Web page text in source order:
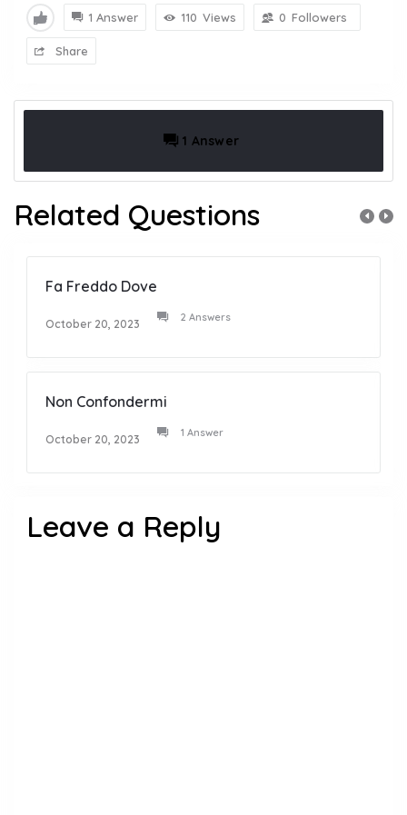
1 Answer 110 Views 0 Followers
Share
1 Answer
Related Questions
Fa Freddo Dove
October 20, 2023 2 Answers
Non Confondermi
October 20, 2023 1 Answer
Leave a Reply